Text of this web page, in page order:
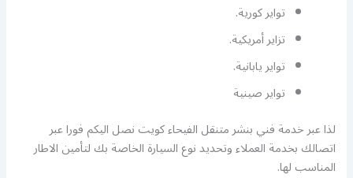
تواير كورية.
تزاير أمريكية.
تواير يابانية.
تواير صينية
لذا عبر خدمة فني بنشر متنقل الفيحاء كويت نصل اليكم فورا عبر
اتصالك بخدمة العملاء وتحديد نوع السيارة الخاصة بك لتأمين الاطار
المناسب لها.